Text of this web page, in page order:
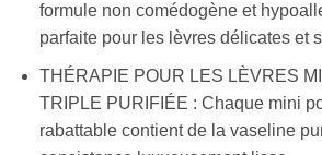
formule non comédogène et
parfaite pour les lèvres délicates et
THÉRAPIE POUR LES LÈVRES
TRIPLE PURIFIÉE : Chaque mini
rabattable contient de la vaseline